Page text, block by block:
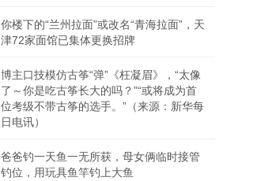
你楼下的“兰州拉面”或改名“青海拉面”，天
津72家面馆已集体更换招牌
博主口技模仿古筝“弹”《枉凝眉》，“太像
了～你是吃古筝长大的吗？”“或将成为首
位考级不带古筝的选手。”（来源：新华每
日电讯）
爸爸钓一天鱼一无所获，母女俩临时接管
钓位，用玩具鱼竿钓上大鱼